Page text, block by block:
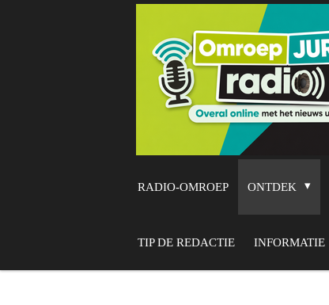
RADIO-OMROEP ONTDEK
TIP DE REDACTIE INFORMATIE